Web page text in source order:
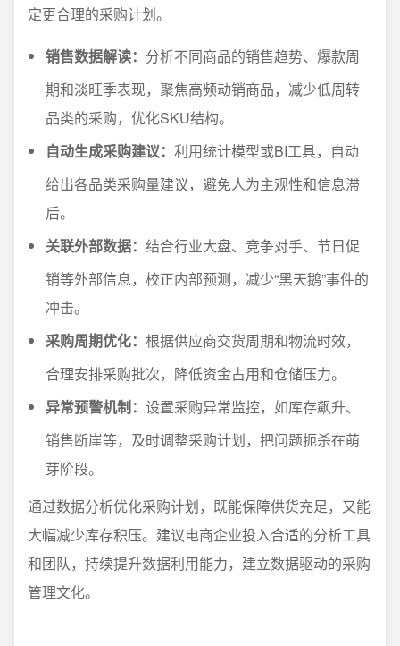
定更合理的采购计划。
销售数据解读： 分析不同商品的销售趋势、爆款周
期和淡旺季表现，聚焦高频动销商品，减少低周转
品类的采购，优化SKU结构。
自动生成采购建议： 利用统计模型或BI工具，自动
给出各品类采购量建议，避免人为主观性和信息滞
后。
关联外部数据： 结合行业大盘、竞争对手、节日促
销等外部信息，校正内部预测，减少“黑天鹅”事件的
冲击。
采购周期优化： 根据供应商交货周期和物流时效，
合理安排采购批次，降低资金占用和仓储压力。
异常预警机制： 设置采购异常监控，如库存飙升、
销售断崖等，及时调整采购计划，把问题扼杀在萌
芽阶段。
通过数据分析优化采购计划，既能保障供货充足，又能
大幅减少库存积压。建议电商企业投入合适的分析工具
和团队，持续提升数据利用能力，建立数据驱动的采购
管理文化。